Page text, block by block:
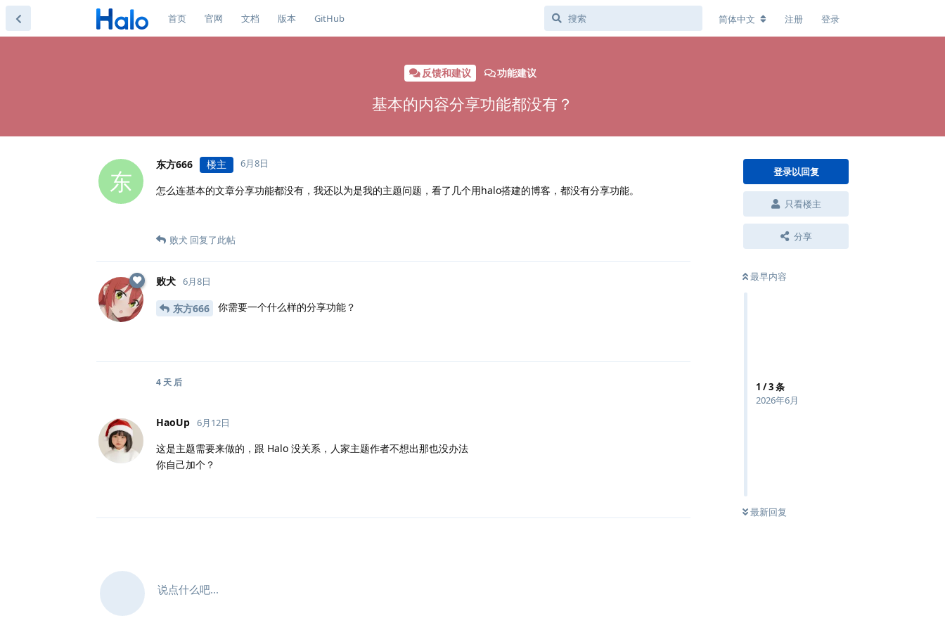
首页 官网 文档 版本 GitHub 简体中文 注册 登录
反馈和建议 功能建议
基本的内容分享功能都没有？
登录以回复
只看楼主
分享
最早内容
1 /3条
2026年6月
最新回复
东
东方666 楼主 6月8日
怎么连基本的文章分享功能都没有，我还以为是我的主题问题，看了几个用halo搭建的博客，都没有分享功能。
败犬 回复了此帖
败犬 6月8日
东方666 你需要一个什么样的分享功能？
4 天 后
HaoUp 6月12日
这是主题需要来做的，跟 Halo 没关系，人家主题作者不想出那也没办法
你自己加个？
说点什么吧...